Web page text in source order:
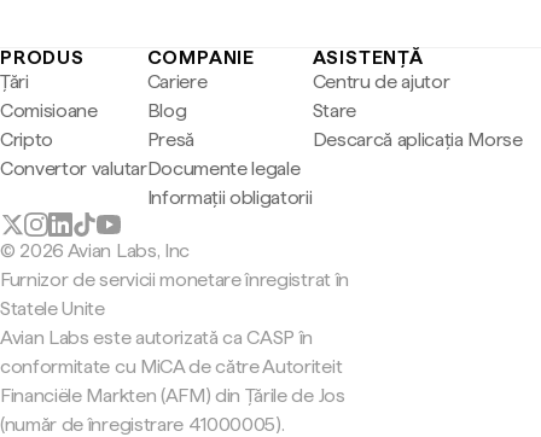
PRODUS
Țări
Comisioane
Cripto
Convertor valutar
COMPANIE
Cariere
Blog
Presă
Documente legale
Informații obligatorii
ASISTENȚĂ
Centru de ajutor
Stare
Descarcă aplicația Morse
© 2026 Avian Labs, Inc
Furnizor de servicii monetare înregistrat în
Statele Unite
Avian Labs este autorizată ca CASP în
conformitate cu MiCA de către Autoriteit
Financiële Markten (AFM) din Țările de Jos
(număr de înregistrare 41000005).